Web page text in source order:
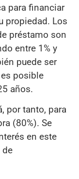
para financiar
propiedad. Los
préstamo son
entre 1% y
puede ser
posible
años.
por tanto, para
(80%). Se
en este
de